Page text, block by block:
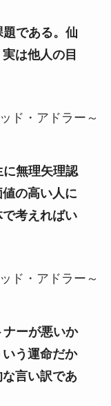
である。仙
は他人の目
ド・アドラー～
無理矢理認
の高い人に
考えればい
ド・アドラー～
ーが悪いか
う運命だか
言い訳であ